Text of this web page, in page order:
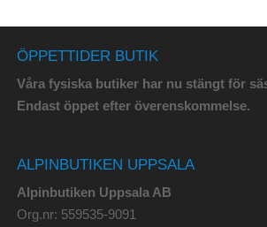
ÖPPETTIDER BUTIK
Våra fysiska butiker har nu stängt för
Endast öppet efter överenskommelse.
ALPINBUTIKEN UPPSALA
Alpinbutiken Uppsala AB
Org.nr: 559535-9091